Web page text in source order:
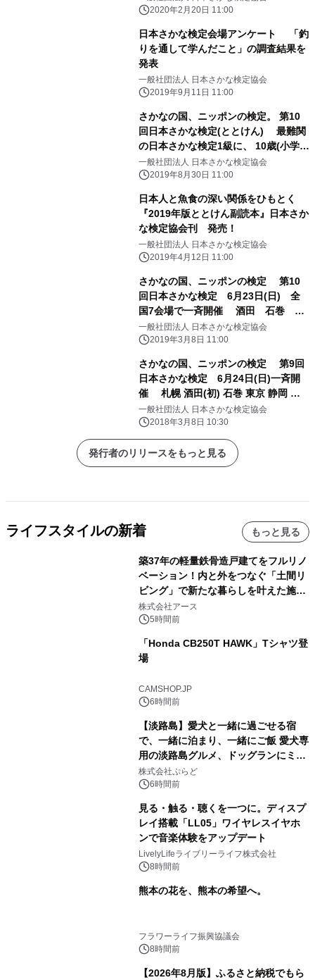
2020年2月20日 11:00
日本さかな検定会場アンケート 「釣
りを通して学んだこと」の調査結果を
発表
一般社団法人 日本さかな検定協会
2019年9月11日 11:00
さかなの国、ニッポンの検定。 第10
回日本さかな検定(ととけん) 最難関
の日本さかな検定1級に、 10歳(小学5
年生)の伊藤 柚貴(ゆずき)くんが史上最
年少合格！
一般社団法人 日本さかな検定協会
2019年8月30日 11:00
日本人と魚食の深い関係をひもとく
『2019年版ととけん副読本』日本さか
な検定協会刊 発売！
一般社団法人 日本さかな検定協会
2019年4月12日 11:00
さかなの国、ニッポンの検定 第10
回日本さかな検定 6月23日(日) 全
国7会場で一斉開催 酒田 石巻 東
京 静岡 名古屋 大阪 鹿児島
一般社団法人 日本さかな検定協会
2019年3月8日 11:00
さかなの国、ニッポンの検定 第9回
日本さかな検定 6月24日(日)一斉開
催 札幌 酒田(初) 石巻 東京 静岡 名
古屋 大阪 下関(初) 兵庫香美(予定)
一般社団法人 日本さかな検定協会
2018年3月8日 10:30
発行者のリリースをもっと見る
ライフスタイルの新着 もっと見る
築37年の軽量鉄骨造戸建てをフルリノ
ベーション！内と外をつなぐ「土間リ
ビング」で新たな暮らしを叶えた施工
事例を株式会社アースが公開
株式会社アース
5時間前
「Honda CB250T HAWK」Tシャツ登
場
CAMSHOP.JP
6時間前
【淡路島】愛犬と一緒に過ごせる宿
で、一緒に泊まり、一緒にご飯 愛犬専
用の淡路島グルメ、ドッグランにミニ
プール グランピングとトレーラーハウ
スの2施設で
株式会社ぷらど
6時間前
見る・触る・聴くを一つに。ディスプ
レイ搭載「LL05」ワイヤレスイヤホ
ンで音楽体験をアップデート
LivelyLifeライブリーライフ株式会社
8時間前
熊本の花を、熊本の希望へ。
フラワーライフ振興協議会
8時間前
【2026年8月版】ふるさと納税でもら